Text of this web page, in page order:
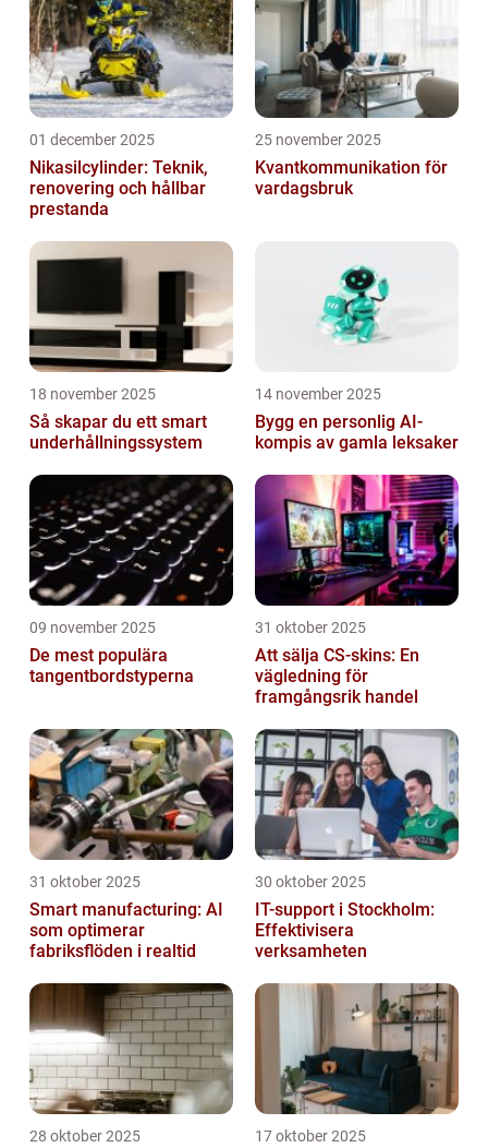
01 december 2025
Nikasilcylinder: Teknik,
renovering och hållbar
prestanda
25 november 2025
Kvantkommunikation för
vardagsbruk
18 november 2025
Så skapar du ett smart
underhållningssystem
14 november 2025
Bygg en personlig AI-
kompis av gamla leksaker
09 november 2025
De mest populära
tangentbordstyperna
31 oktober 2025
Att sälja CS-skins: En
vägledning för
framgångsrik handel
31 oktober 2025
Smart manufacturing: AI
som optimerar
fabriksflöden i realtid
30 oktober 2025
IT-support i Stockholm:
Effektivisera
verksamheten
28 oktober 2025 17 oktober 2025